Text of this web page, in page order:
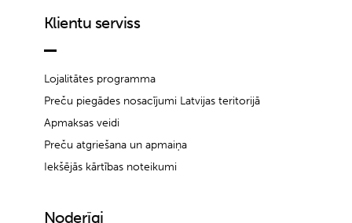
Klientu serviss
Lojalitātes programma
Preču piegādes nosacījumi Latvijas teritorijā
Apmaksas veidi
Preču atgriešana un apmaiņa
Iekšējās kārtības noteikumi
Noderīgi